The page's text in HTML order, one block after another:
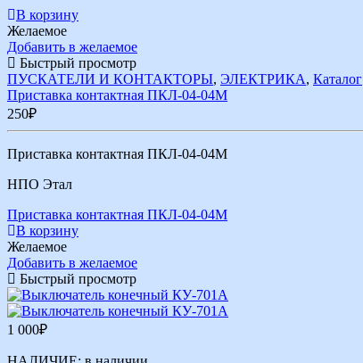
В корзину
Желаемое
Добавить в желаемое
Быстрый просмотр
ПУСКАТЕЛИ И КОНТАКТОРЫ, ЭЛЕКТРИКА, Каталог
Приставка контактная ПКЛ-04-04М
250₽
Приставка контактная ПКЛ-04-04М
НПО Этал
Приставка контактная ПКЛ-04-04М
В корзину
Желаемое
Добавить в желаемое
Быстрый просмотр
1 000₽